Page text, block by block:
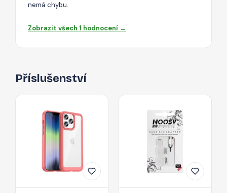
nemá chybu.
Zobrazit všech 1 hodnocení →
Příslušenství